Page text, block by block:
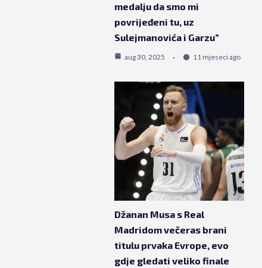
medalju da smo mi
povrijeđeni tu, uz
Sulejmanovića i Garzu”
aug 30, 2025 11 mjeseci ago
Džanan Musa s Real
Madridom večeras brani
titulu prvaka Evrope, evo
gdje gledati veliko finale